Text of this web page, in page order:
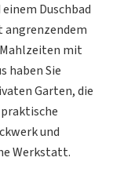
Duschbad
angrenzendem
mit
haben Sie
Garten, die
und
Werkstatt.